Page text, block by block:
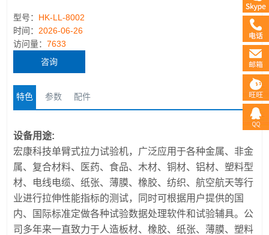
型号： HK-LL-8002
时间： 2026-06-26
访问量：7633
咨询
特色 参数 配件
设备用途:
宏康科技单臂式拉力试验机，广泛应用于各种金属、非金
属、复合材料、医药、食品、木材、铜材、铝材、塑料型
材、电线电缆、纸张、薄膜、橡胶、纺织、航空航天等行
业进行拉伸性能指标的测试，同时可根据用户提供的国
内、国际标准定做各种试验数据处理软件和试验辅具。公
司多年来一直致力于人造板材、橡胶、纸张、薄膜、塑料